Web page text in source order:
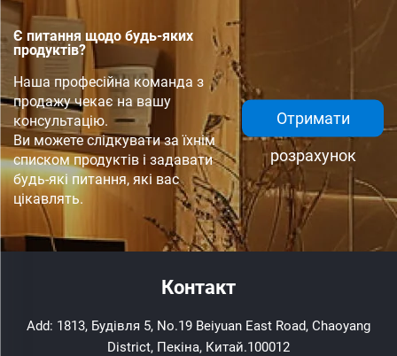
Є питання щодо будь-яких
продуктів?
Наша професійна команда з
продажу чекає на вашу
консультацію.
Ви можете слідкувати за їхнім
списком продуктів і задавати
будь-які питання, які вас
цікавлять.
Отримати
розрахунок
Контакт
Add: 1813, Будівля 5, No.19 Beiyuan East Road, Chaoyang
District, Пекіна, Китай.100012